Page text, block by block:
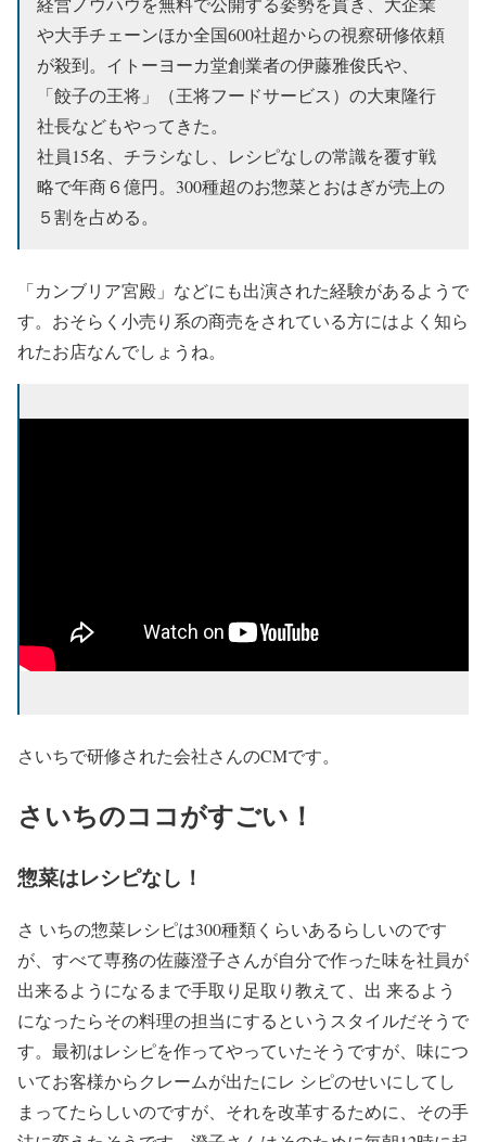
や大手チェーンほか全国600社超からの視察研修依頼
が殺到。イトーヨーカ堂創業者の伊藤雅俊氏や、
「餃子の王将」（王将フードサービス）の大東隆行
社長などもやってきた。
社員15名、チラシなし、レシピなしの常識を覆す戦
略で年商６億円。300種超のお惣菜とおはぎが売上の
５割を占める。
「カンブリア宮殿」などにも出演された経験があるようで
す。おそらく小売り系の商売をされている方にはよく知ら
れたお店なんでしょうね。
さいちで研修された会社さんのCMです。
さいちのココがすごい！
惣菜はレシピなし！
さ いちの惣菜レシピは300種類くらいあるらしいのです
が、すべて専務の佐藤澄子さんが自分で作った味を社員が
出来るようになるまで手取り足取り教えて、出 来るよう
になったらその料理の担当にするというスタイルだそうで
す。最初はレシピを作ってやっていたそうですが、味につ
いてお客様からクレームが出たにレ シピのせいにしてし
まってたらしいのですが、それを改革するために、その手